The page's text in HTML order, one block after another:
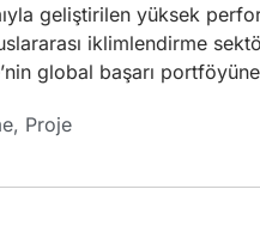
geliştirilen yüksek
iklimlendirme
global başarı
, Proje